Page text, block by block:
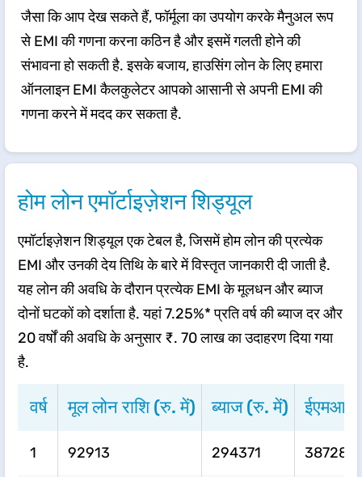
जैसा कि आप देख सकते हैं, फॉर्मूला का उपयोग करके मैनुअल रूप
से EMI की गणना करना कठिन है और इसमें गलती होने की
संभावना हो सकती है. इसके बजाय, हाउसिंग लोन के लिए हमारा
ऑनलाइन EMI कैलकुलेटर आपको आसानी से अपनी EMI की
गणना करने में मदद कर सकता है.
​होम लोन एमॉर्टाइज़ेशन शिड्यूल
एमॉर्टाइज़ेशन शिड्यूल एक टेबल है, जिसमें होम लोन की प्रत्येक
EMI और उनकी देय तिथि के बारे में विस्तृत जानकारी दी जाती है.
यह लोन की अवधि के दौरान प्रत्येक EMI के मूलधन और ब्याज
दोनों घटकों को दर्शाता है. यहां 7.25%* प्रति वर्ष की ब्याज दर और
20 वर्षों की अवधि के अनुसार ₹. 70 लाख का उदाहरण दिया गया
है.
​​​वर्ष​​ ​​​ मूल लोन राशि (रु. में)​​ ​​​ब्याज (रु. में)​​ ​​​ईएमआई
1 92913 294371 387284